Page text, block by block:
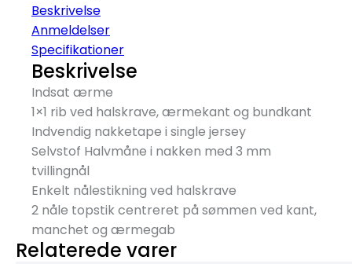
Beskrivelse
Anmeldelser
Specifikationer
Beskrivelse
Indsat ærme
1×1 rib ved halskrave, ærmekant og bundkant
Indvendig nakketape i single jersey
Selvstof Halvmåne i nakken med 3 mm
tvillingnål
Enkelt nålestikning ved halskrave
2 nåle topstik centreret på sømmen ved kant,
manchet og ærmegab
Relaterede varer